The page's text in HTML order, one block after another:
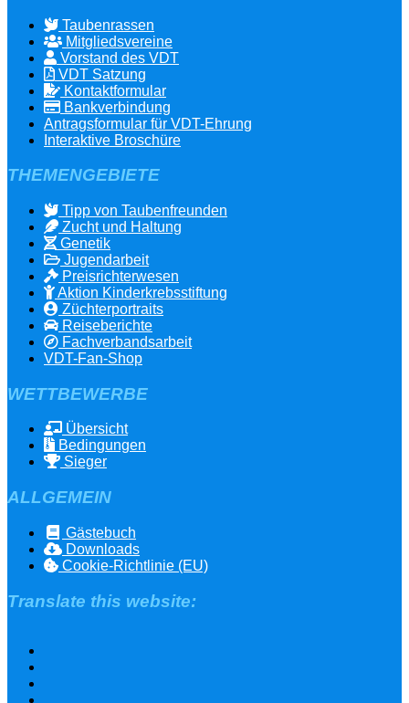
Taubenrassen
Mitgliedsvereine
Vorstand des VDT
VDT Satzung
Kontaktformular
Bankverbindung
Antragsformular für VDT-Ehrung
Interaktive Broschüre
THEMENGEBIETE
Tipp von Taubenfreunden
Zucht und Haltung
Genetik
Jugendarbeit
Preisrichterwesen
Aktion Kinderkrebsstiftung
Züchterportraits
Reiseberichte
Fachverbandsarbeit
VDT-Fan-Shop
WETTBEWERBE
Übersicht
Bedingungen
Sieger
ALLGEMEIN
Gästebuch
Downloads
Cookie-Richtlinie (EU)
Translate this website: